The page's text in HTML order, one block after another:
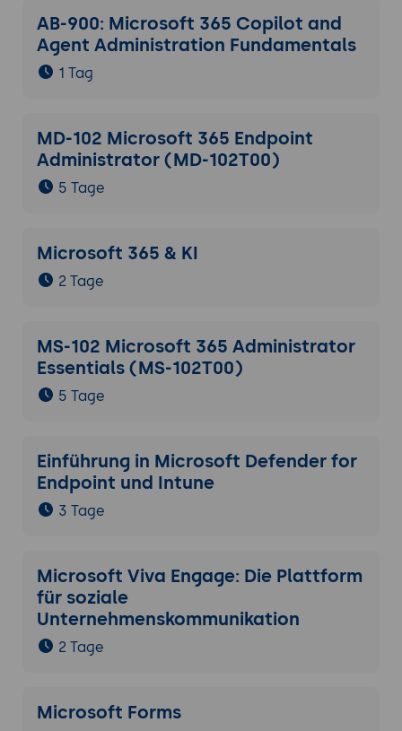
AB-900: Microsoft 365 Copilot and
Agent Administration Fundamentals
1 Tag
MD-102 Microsoft 365 Endpoint
Administrator (MD-102T00)
5 Tage
Microsoft 365 & KI
2 Tage
MS-102 Microsoft 365 Administrator
Essentials (MS-102T00)
5 Tage
Einführung in Microsoft Defender for
Endpoint und Intune
3 Tage
Microsoft Viva Engage: Die Plattform
für soziale
Unternehmenskommunikation
2 Tage
Microsoft Forms